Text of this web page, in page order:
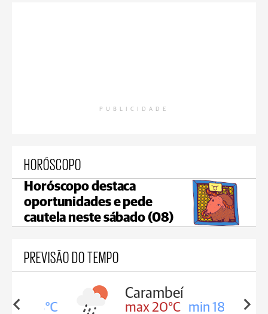
PUBLICIDADE
HORÓSCOPO
Horóscopo destaca
oportunidades e pede
cautela neste sábado (08)
PREVISÃO DO TEMPO
18°C
Carambeí
max 20°C min 18°C